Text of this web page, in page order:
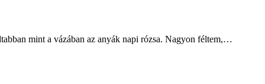
mint a vázában az anyák napi rózsa. Nagyon féltem,…